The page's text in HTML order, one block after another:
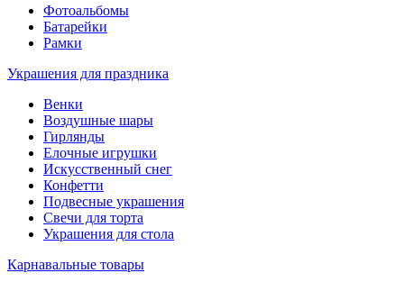
Фотоальбомы
Батарейки
Рамки
Украшения для праздника
Венки
Воздушные шары
Гирлянды
Елочные игрушки
Искусственный снег
Конфетти
Подвесные украшения
Свечи для торта
Украшения для стола
Карнавальные товары